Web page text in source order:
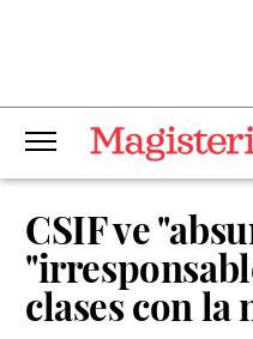
CSIF ve
clases con la